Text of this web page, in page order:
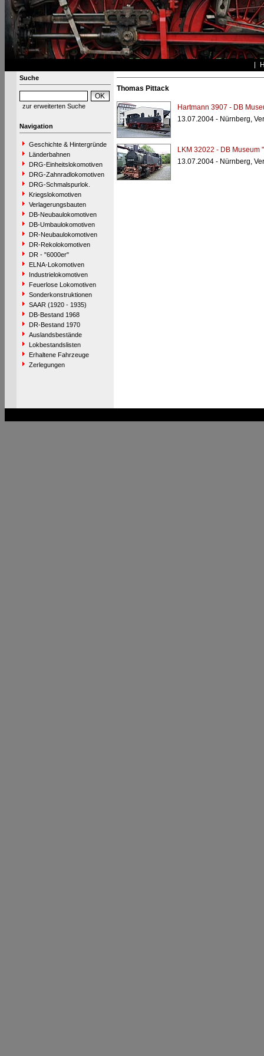
Suche
zur erweiterten Suche
Navigation
Geschichte & Hintergründe
Länderbahnen
DRG-Einheitslokomotiven
DRG-Zahnradlokomotiven
DRG-Schmalspurlok.
Kriegslokomotiven
Verlagerungsbauten
DB-Neubaulokomotiven
DB-Umbaulokomotiven
DR-Neubaulokomotiven
DR-Rekolokomotiven
DR - "6000er"
ELNA-Lokomotiven
Industrielokomotiven
Feuerlose Lokomotiven
Sonderkonstruktionen
SAAR (1920 - 1935)
DB-Bestand 1968
DR-Bestand 1970
Auslandsbestände
Lokbestandslisten
Erhaltene Fahrzeuge
Zerlegungen
Thomas Pittack
Hartmann 3907 - DB
13.07.2004 - Nürnberg,
LKM 32022 - DB Museum
13.07.2004 - Nürnberg,